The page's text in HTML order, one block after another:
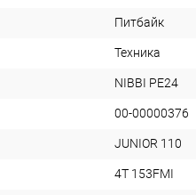
Питбайк
Техника
NIBBI PE24
00-00000376
JUNIOR 110
4T 153FMI